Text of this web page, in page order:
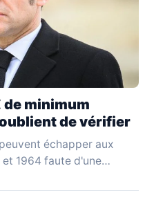
de minimum
de vérifier
échapper aux
1964 faute d'une